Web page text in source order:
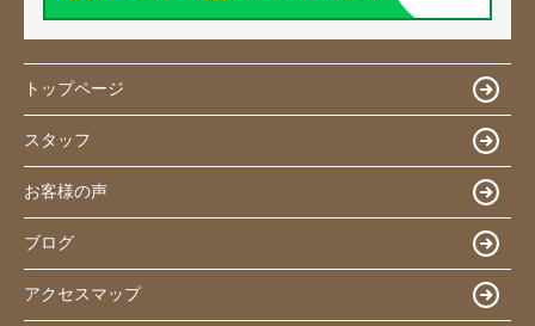
トップページ
スタッフ
お客様の声
ブログ
アクセスマップ